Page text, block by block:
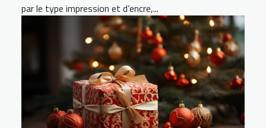
par le type impression et d’encre,...